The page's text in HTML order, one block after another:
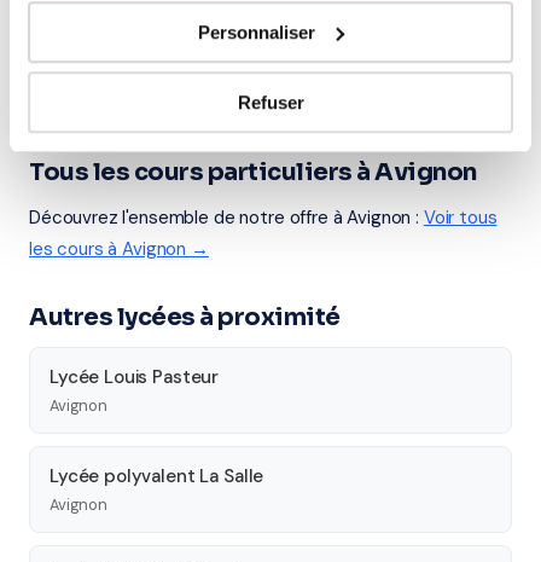
Personnaliser
Refuser
Première Terminale
Tous les cours particuliers à Avignon
Découvrez l'ensemble de notre offre à Avignon : Voir tous
les cours à Avignon →
Autres lycées à proximité
Lycée Louis Pasteur
Avignon
Lycée polyvalent La Salle
Avignon